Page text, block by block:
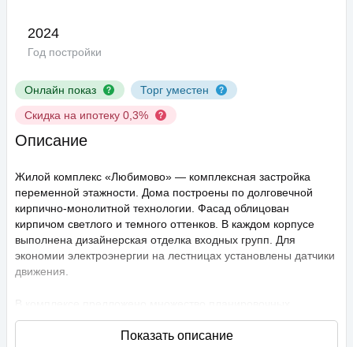
Онлайн показ
Торг уместен
Скидка на ипотеку 0,3%
2024
Год постройки
Описание
Жилой комплекс «Любимово» — комплексная застройка
переменной этажности. Дома построены по долговечной
кирпично-монолитной технологии. Фасад облицован
кирпичом светлого и темного оттенков. В каждом корпусе
выполнена дизайнерская отделка входных групп. Для
экономии электроэнергии на лестницах установлены датчики
движения.
решений: в наличии квартиры, как классического типа, так и
европланировки. Они сдаются с подчистовой отделкой,